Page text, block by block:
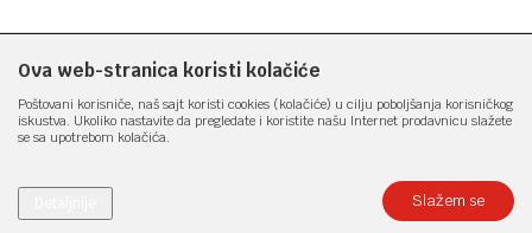
Ova web-stranica koristi kolačiće
Poštovani korisniče, naš sajt koristi cookies (kolačiće) u cilju poboljšanja korisničkog
iskustva. Ukoliko nastavite da pregledate i koristite našu Internet prodavnicu slažete
se sa upotrebom kolačića.
Slažem se